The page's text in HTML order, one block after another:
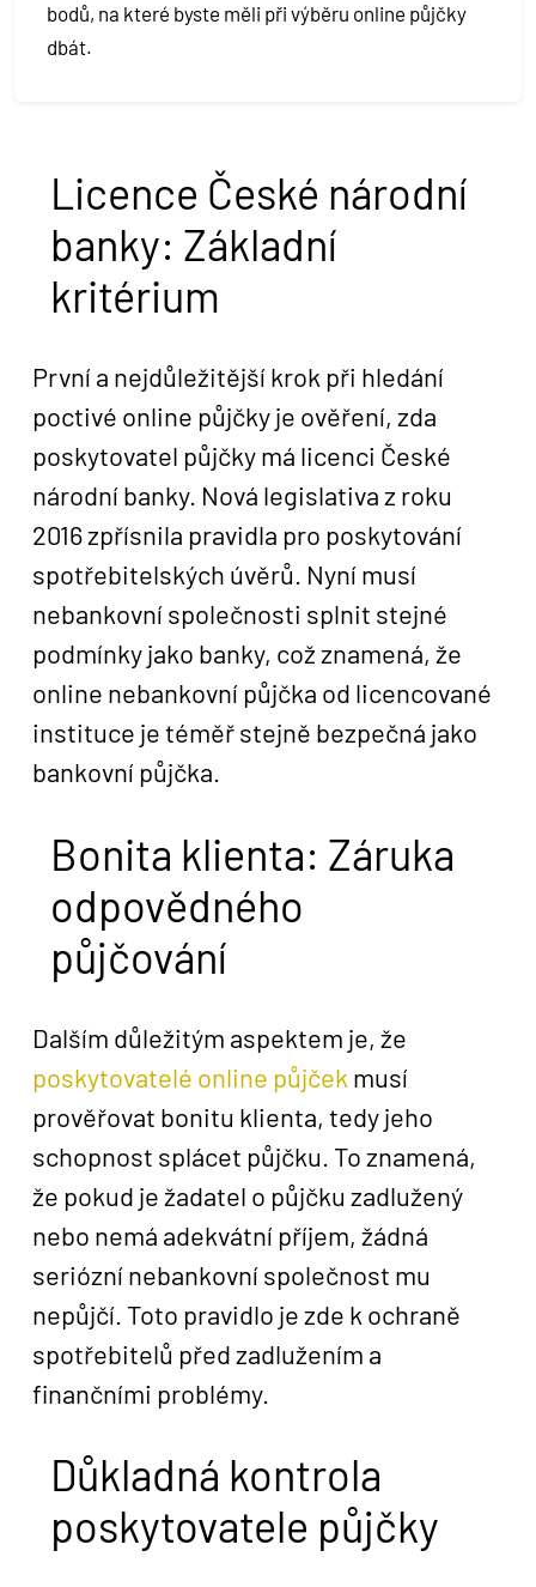
bodů, na které byste měli při výběru online půjčky
dbát.
Licence České národní
banky: Základní
kritérium
První a nejdůležitější krok při hledání
poctivé online půjčky je ověření, zda
poskytovatel půjčky má licenci České
národní banky. Nová legislativa z roku
2016 zpřísnila pravidla pro poskytování
spotřebitelských úvěrů. Nyní musí
nebankovní společnosti splnit stejné
podmínky jako banky, což znamená, že
online nebankovní půjčka od licencované
instituce je téměř stejně bezpečná jako
bankovní půjčka.
Bonita klienta: Záruka
odpovědného
půjčování
Dalším důležitým aspektem je, že
poskytovatelé online půjček musí
prověřovat bonitu klienta, tedy jeho
schopnost splácet půjčku. To znamená,
že pokud je žadatel o půjčku zadlužený
nebo nemá adekvátní příjem, žádná
seriózní nebankovní společnost mu
nepůjčí. Toto pravidlo je zde k ochraně
spotřebitelů před zadlužením a
finančními problémy.
Důkladná kontrola
poskytovatele půjčky